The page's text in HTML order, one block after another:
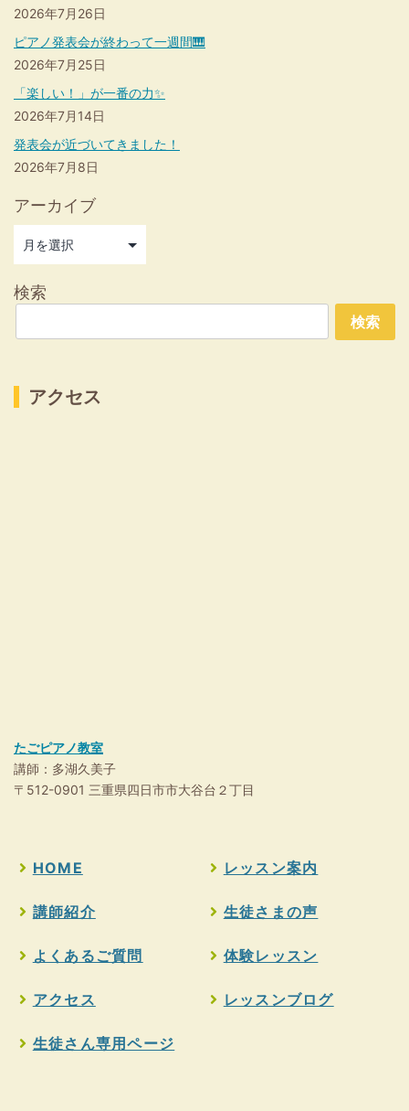
2026年7月26日
ピアノ発表会が終わって一週間🎹
2026年7月25日
「楽しい！」が一番の力✨
2026年7月14日
発表会が近づいてきました！
2026年7月8日
アーカイブ
検索
検索
アクセス
たごピアノ教室
講師：多湖久美子
〒512-0901 三重県四日市市大谷台２丁目
HOME レッスン案内
講師紹介 生徒さまの声
よくあるご質問 体験レッスン
アクセス レッスンブログ
生徒さん専用ページ